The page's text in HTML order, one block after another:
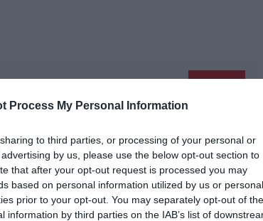
Process My Personal Information
to third parties, or processing of your personal or
by us, please use the below opt-out section to
that after your opt-out request is processed you may
based on personal information utilized by us or personal
prior to your opt-out. You may separately opt-out of the
information by third parties on the IAB’s list of
źródeł w Google Dodaj